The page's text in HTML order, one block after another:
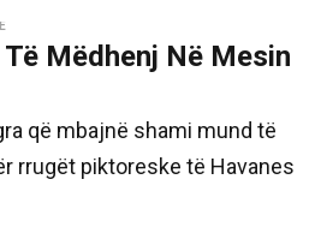
Mëdhenj Në Mesin
që mbajnë shami mund të
rrugët piktoreske të Havanes